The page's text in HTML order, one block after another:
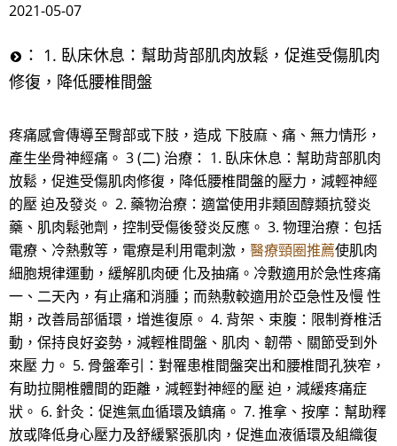
2021-05-07
： 1. 臥床休息：幫助背部肌肉放鬆，促進受傷肌肉
修復，降低腰椎間盤
疼痛感會傳導至臀部或下肢，造成 下肢麻、痛、無力情形，
產生坐骨神經痛。 3 (二) 治療： 1. 臥床休息：幫助背部肌肉
放鬆，促進受傷肌肉修復，降低腰椎間盤的壓力，減輕神經
的壓 迫及發炎。 2. 藥物治療：適當使用非類固醇類抗發炎
藥、肌肉鬆弛劑，控制受傷後發炎反應。 3. 物理治療：包括
電療、冷熱敷等，電療是利用電刺激， 醫療頸圈推薦使肌肉
細胞規律運動，緩解肌肉硬 化及抽痛。冷敷適用於急性疼痛
一、二天內，有止痛和消腫；而熱敷較適用於亞急性及慢 性
期，改善局部循環，增進復原。 4. 背架、束腹：限制脊椎活
動，保持良好姿勢，減輕椎間盤、肌肉、韌帶、關節受到外
來壓 力。 5. 骨盤牽引：對罹患椎間盤突出和腰椎間孔狹窄，
有助拉開椎體間的距離，減輕對神經的壓 迫，減緩疼痛症
狀。 6. 針灸：促進氣血循環及鎮痛。 7. 推拿、按摩：幫助釋
放或降低身心壓力及舒緩緊張肌肉，促進血液循環及組織復